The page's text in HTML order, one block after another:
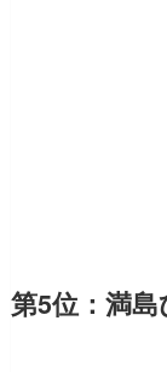
第5位：満島